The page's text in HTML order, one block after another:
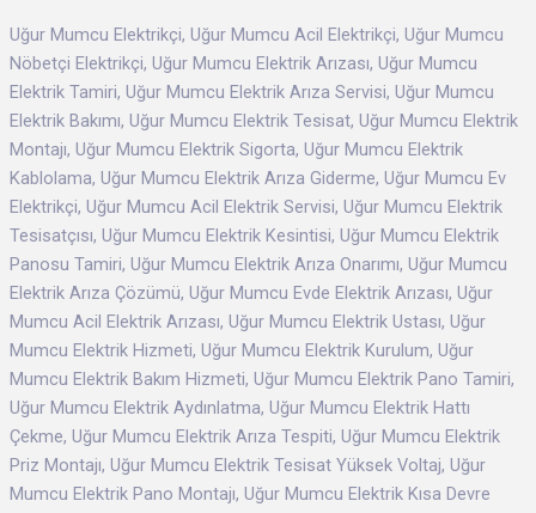
Uğur Mumcu Elektrikçi, Uğur Mumcu Acil Elektrikçi, Uğur Mumcu
Nöbetçi Elektrikçi, Uğur Mumcu Elektrik Arızası, Uğur Mumcu
Elektrik Tamiri, Uğur Mumcu Elektrik Arıza Servisi, Uğur Mumcu
Elektrik Bakımı, Uğur Mumcu Elektrik Tesisat, Uğur Mumcu Elektrik
Montajı, Uğur Mumcu Elektrik Sigorta, Uğur Mumcu Elektrik
Kablolama, Uğur Mumcu Elektrik Arıza Giderme, Uğur Mumcu Ev
Elektrikçi, Uğur Mumcu Acil Elektrik Servisi, Uğur Mumcu Elektrik
Tesisatçısı, Uğur Mumcu Elektrik Kesintisi, Uğur Mumcu Elektrik
Panosu Tamiri, Uğur Mumcu Elektrik Arıza Onarımı, Uğur Mumcu
Elektrik Arıza Çözümü, Uğur Mumcu Evde Elektrik Arızası, Uğur
Mumcu Acil Elektrik Arızası, Uğur Mumcu Elektrik Ustası, Uğur
Mumcu Elektrik Hizmeti, Uğur Mumcu Elektrik Kurulum, Uğur
Mumcu Elektrik Bakım Hizmeti, Uğur Mumcu Elektrik Pano Tamiri,
Uğur Mumcu Elektrik Aydınlatma, Uğur Mumcu Elektrik Hattı
Çekme, Uğur Mumcu Elektrik Arıza Tespiti, Uğur Mumcu Elektrik
Priz Montajı, Uğur Mumcu Elektrik Tesisat Yüksek Voltaj, Uğur
Mumcu Elektrik Pano Montajı, Uğur Mumcu Elektrik Kısa Devre